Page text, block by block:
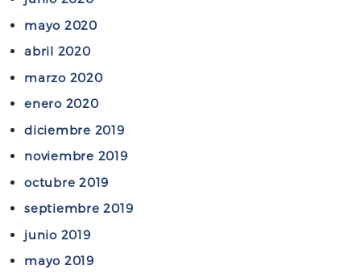
mayo 2020
abril 2020
marzo 2020
enero 2020
diciembre 2019
noviembre 2019
octubre 2019
septiembre 2019
junio 2019
mayo 2019